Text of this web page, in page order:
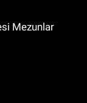
Mezunlar